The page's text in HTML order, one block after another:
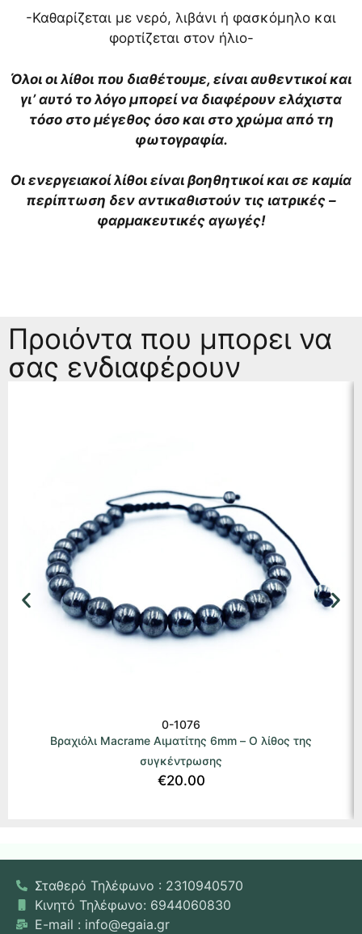
-Καθαρίζεται με νερό, λιβάνι ή φασκόμηλο και
φορτίζεται στον ήλιο-
Όλοι οι λίθοι που διαθέτουμε, είναι αυθεντικοί και
γι’ αυτό το λόγο μπορεί να διαφέρουν ελάχιστα
τόσο στο μέγεθος όσο και στο χρώμα από τη
φωτογραφία.
Οι ενεργειακοί λίθοι είναι βοηθητικοί και σε καμία
περίπτωση δεν αντικαθιστούν τις ιατρικές –
φαρμακευτικές αγωγές!
Προιόντα που μπορει να
σας ενδιαφέρουν
0-1076
Βραχιόλι Macrame Αιματίτης 6mm – Ο λίθος της
συγκέντρωσης
€20.00
Σταθερό Τηλέφωνο : 2310940570
Κινητό Τηλέφωνο: 6944060830
E-mail : info@egaia.gr